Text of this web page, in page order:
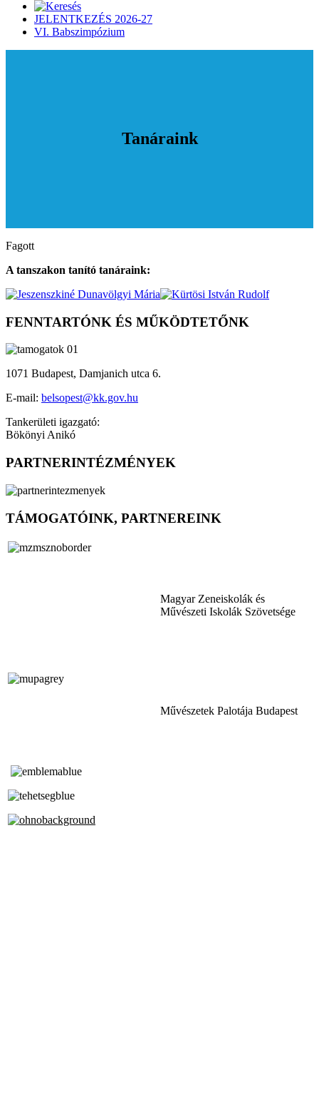
JELENTKEZÉS 2026-27
VI. Babszimpózium
Tanáraink
Fagott
A tanszakon tanító tanáraink:
FENNTARTÓNK ÉS MŰKÖDTETŐNK
1071 Budapest, Damjanich utca 6.
E-mail: belsopest@kk.gov.hu
Tankerületi igazgató:
Bökönyi Anikó
PARTNERINTÉZMÉNYEK
TÁMOGATÓINK, PARTNEREINK
Magyar Zeneiskolák és
Művészeti Iskolák Szövetsége
Művészetek Palotája Budapest